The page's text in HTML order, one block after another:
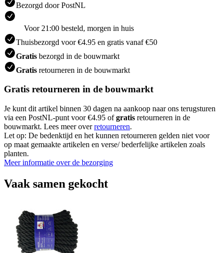
Bezorgd door PostNL
Voor 21:00 besteld, morgen in huis
Thuisbezorgd voor €4.95 en gratis vanaf €50
Gratis bezorgd in de bouwmarkt
Gratis retourneren in de bouwmarkt
Gratis retourneren in de bouwmarkt
Je kunt dit artikel binnen 30 dagen na aankoop naar ons terugsturen
via een PostNL-punt voor €4.95 ofgratis retourneren in de
bouwmarkt. Lees meer overretourneren.
Let op: De bedenktijd en het kunnen retourneren gelden niet voor
op maat gemaakte artikelen en verse/ bederfelijke artikelen zoals
planten.
Meer informatie over de bezorging
Vaak samen gekocht